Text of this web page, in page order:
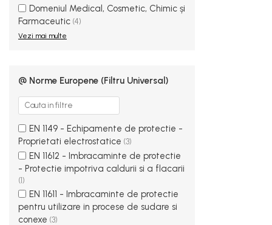
Saboți de lucru O1
Saboți de protecție OB
Saboți de protecție SB
Sandale de protecție OB
Sandale de protecție SB
Sandale de protecție S1
Sandale de protecție S1P
Accesorii încălțăminte
PROTECȚIA MÂINILOR
Mănuși de protecție
Protecție mecanică
Domeniul Medical, Cosmetic, Chimic și
Farmaceutic (4)
Vezi mai multe
@ Norme Europene (Filtru Universal)
EN 1149 - Echipamente de protectie -
Proprietati electrostatice (3)
EN 11612 - Imbracaminte de protectie
- Protectie impotriva caldurii si a flacarii
(1)
EN 11611 - Imbracaminte de protectie
pentru utilizare in procese de sudare si
conexe (3)